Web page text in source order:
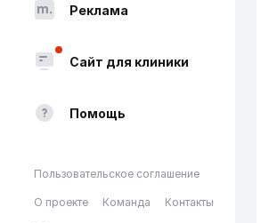
Реклама
Сайт для клиники
Помощь
Пользовательское соглашение
О проекте Команда Контакты